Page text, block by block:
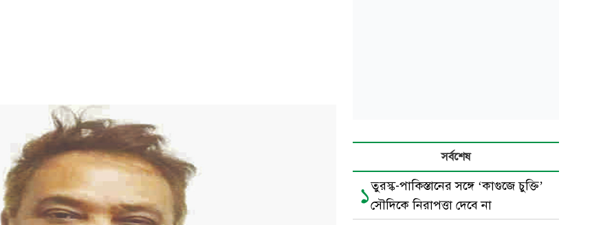
সর্বশেষ
১তুরস্ক-পাকিস্তানের সঙ্গে ‘কাগুজে চুক্তি’
সৌদিকে নিরাপত্তা দেবে না